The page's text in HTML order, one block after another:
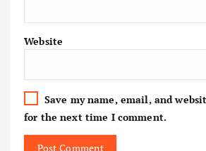
Website
Save my name, email, and
for the next time I comment.